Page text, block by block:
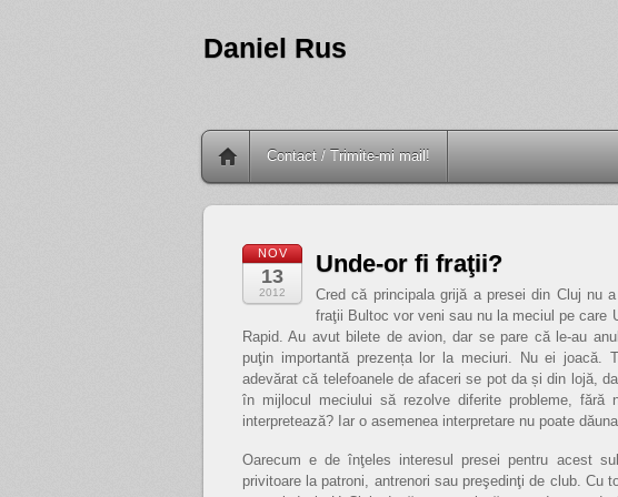
Daniel Rus
Contact / Trimite-mi mail!
NOV
13
2012
Unde-or fi fraţii?
Cred că principala grijă a presei din Cluj nu
fraţii Bultoc vor veni sau nu la meciul pe care
Rapid. Au avut bilete de avion, dar se pare că le-au
puţin importantă prezența lor la meciuri. Nu ei joacă.
adevărat că telefoanele de afaceri se pot da și din lojă,
în mijlocul meciului să rezolve diferite probleme,
interpretează? Iar o asemenea interpretare nu poate
Oarecum e de înţeles interesul presei pentru acest
privitoare la patroni, antrenori sau preşedinţi de club. Cu